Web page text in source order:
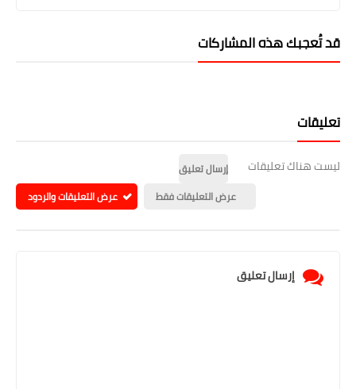
قد تُعجبك هذه المشاركات
تعليقات
ليست هناك تعليقات
إرسال تعليق
عرض التعليقات فقط
عرض التعليقات والردود
إرسال تعليق